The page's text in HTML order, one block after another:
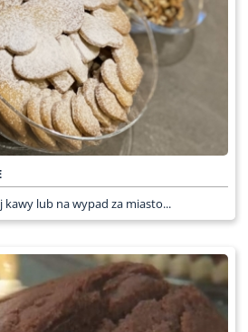
lub na wypad za miasto...